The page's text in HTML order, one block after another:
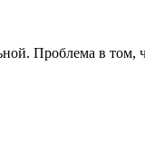
Проблема в том,